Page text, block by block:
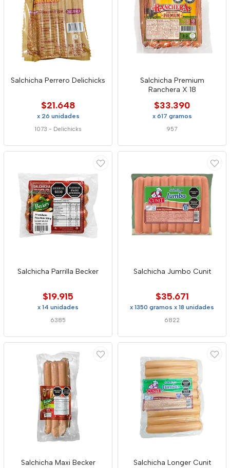
Salchicha Perrero Delichicks
$21.648
x 26 unidades
1073 - Delichicks
Salchicha Premium
Ranchera X 18
$33.390
x 617 gramos
957
Salchicha Parrilla Becker
$19.915
x 14 unidades
6385
Salchicha Jumbo Cunit
$35.671
x 1350 gramos x 18 unidades
6822
Salchicha Maxi Becker Salchicha Longer Cunit